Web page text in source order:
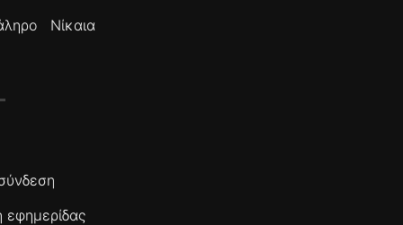
Νίκαια